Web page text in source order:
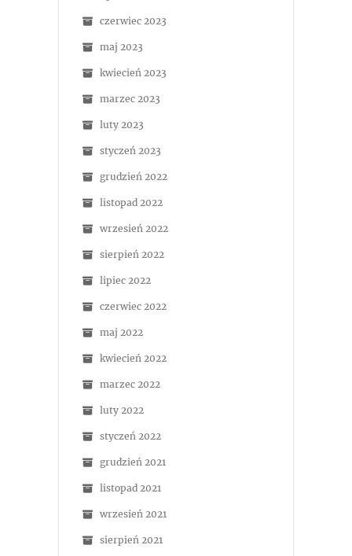
czerwiec 2023
maj 2023
kwiecień 2023
marzec 2023
luty 2023
styczeń 2023
grudzień 2022
listopad 2022
wrzesień 2022
sierpień 2022
lipiec 2022
czerwiec 2022
maj 2022
kwiecień 2022
marzec 2022
luty 2022
styczeń 2022
grudzień 2021
listopad 2021
wrzesień 2021
sierpień 2021